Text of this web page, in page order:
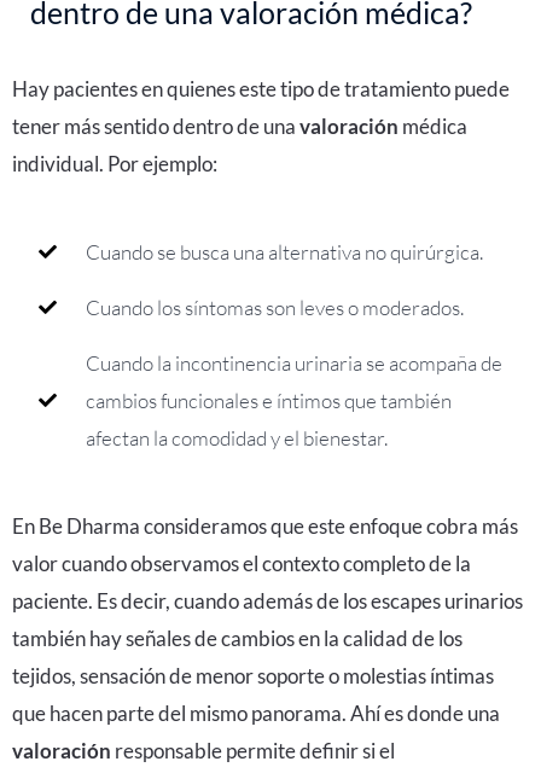
dentro de una valoración médica?
Hay pacientes en quienes este tipo de tratamiento puede
tener más sentido dentro de unavaloración médica
individual. Por ejemplo:
Cuando se busca una alternativa no quirúrgica.
Cuando los síntomas son leves o moderados.
Cuando la incontinencia urinaria se acompaña de
cambios funcionales e íntimos que también
afectan la comodidad y el bienestar.
EnBe Dharmaconsideramos que este enfoque cobra más
valor cuando observamos el contexto completo de la
paciente. Es decir, cuando además de los escapes urinarios
también hay señales de cambios en la calidad de los
tejidos, sensación de menor soporte o molestias íntimas
que hacen parte del mismo panorama. Ahí es donde una
valoración responsable permite definir si el